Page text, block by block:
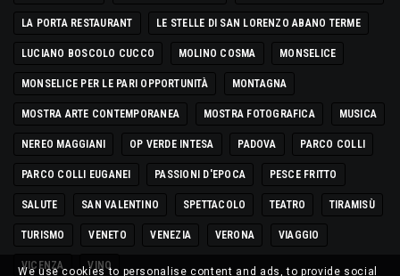
LA PORTA RESTAURANT LE STELLE DI SAN LORENZO ABANO TERME
LUCIANO BOSCOLO CUCCO MOLINO COSMA MONSELICE
MONSELICE PER LE PARI OPPORTUNITÀ MONTAGNA
MOSTRA ARTE CONTEMPORANEA MOSTRA FOTOGRAFICA MUSICA
NEREO MAGGIANI OP VERDE INTESA PADOVA PARCO COLLI
PARCO COLLI EUGANEI PASSIONI D'EPOCA PESCE FRITTO
SALUTE SAN VALENTINO SPETTACOLO TEATRO TIRAMISÙ
TURISMO VENETO VENEZIA VERONA VIAGGIO
VICENZA VINO
We use cookies to personalise content and ads, to provide social